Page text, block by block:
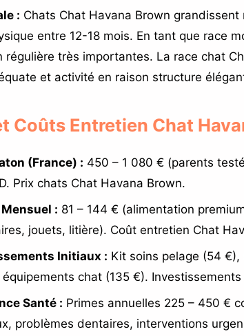
: Chats Chat Havana Brown
entre 12-18 mois. En tant que race
régulière très importantes. La race chat
et activité en raison structure
Coûts Entretien Chat
(France) : 450 – 1 080 € (parents
Prix chats Chat Havana Brown.
: 81 – 144 € (alimentation
jouets, litière). Coût entretien Chat
Initiaux : Kit soins pelage (54
équipements chat (135 €).
Santé : Primes annuelles 225 – 450 €
problèmes dentaires, interventions